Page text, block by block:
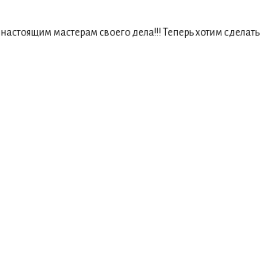
мастерам своего дела!!! Теперь хотим сделать